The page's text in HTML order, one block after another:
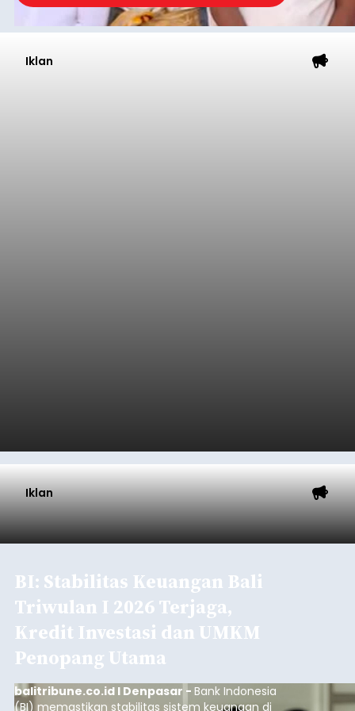
Iklan
Iklan
BI: Stabilitas Keuangan Bali
Triwulan I 2026 Terjaga,
Kredit Investasi dan UMKM
Penopang Utama
balitribune.co.id I Denpasar - Bank Indonesia
(BI) memastikan stabilitas sistem keuangan di